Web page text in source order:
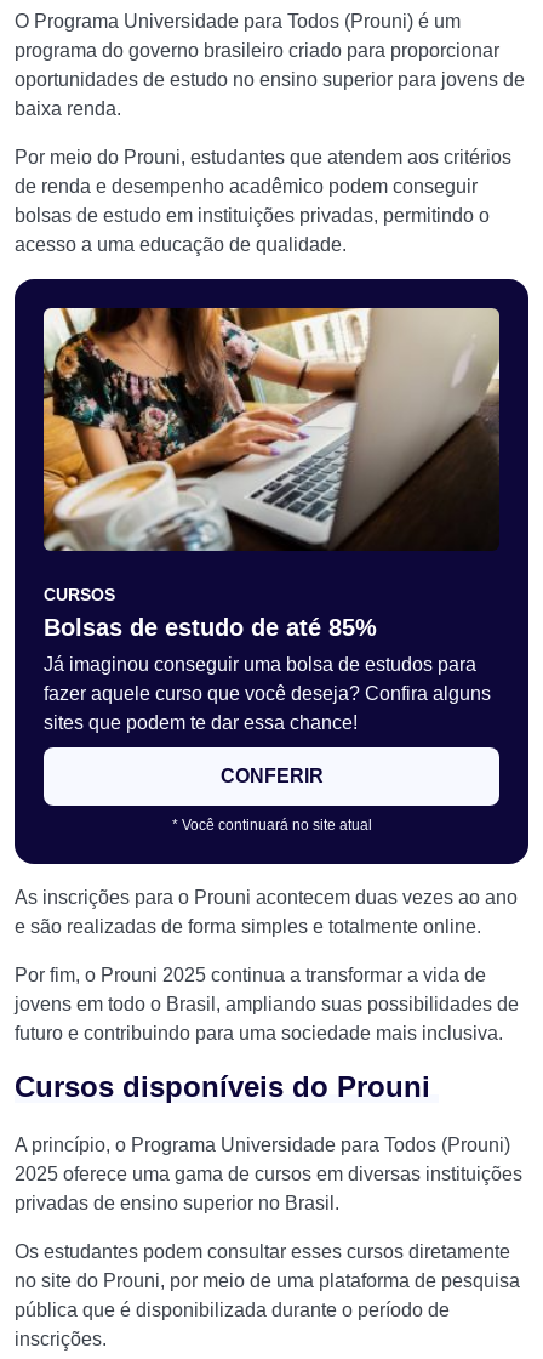
O Programa Universidade para Todos (Prouni) é um
programa do governo brasileiro criado para proporcionar
oportunidades de estudo no ensino superior para jovens de
baixa renda.
Por meio do Prouni, estudantes que atendem aos critérios
de renda e desempenho acadêmico podem conseguir
bolsas de estudo em instituições privadas, permitindo o
acesso a uma educação de qualidade.
CURSOS
Bolsas de estudo de até 85%
Já imaginou conseguir uma bolsa de estudos para
fazer aquele curso que você deseja? Confira alguns
sites que podem te dar essa chance!
CONFERIR
* Você continuará no site atual
As inscrições para o Prouni acontecem duas vezes ao ano
e são realizadas de forma simples e totalmente online.
Por fim, o Prouni 2025 continua a transformar a vida de
jovens em todo o Brasil, ampliando suas possibilidades de
futuro e contribuindo para uma sociedade mais inclusiva.
Cursos disponíveis do Prouni
A princípio, o Programa Universidade para Todos (Prouni)
2025 oferece uma gama de cursos em diversas instituições
privadas de ensino superior no Brasil.
Os estudantes podem consultar esses cursos diretamente
no site do Prouni, por meio de uma plataforma de pesquisa
pública que é disponibilizada durante o período de
inscrições.